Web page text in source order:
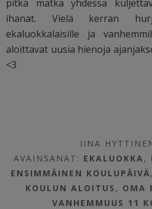
pitkä matka yhdessä
ihanat. Vielä kerran
ekaluokkalaisille ja
aloittavat uusia hienoja
<3
IINA
AVAINSANAT: EKALUOKKA,
ENSIMMÄINEN KOULUPÄIVÄ,
KOULUN ALOITUS , OMA
VANHEMMUUS 11